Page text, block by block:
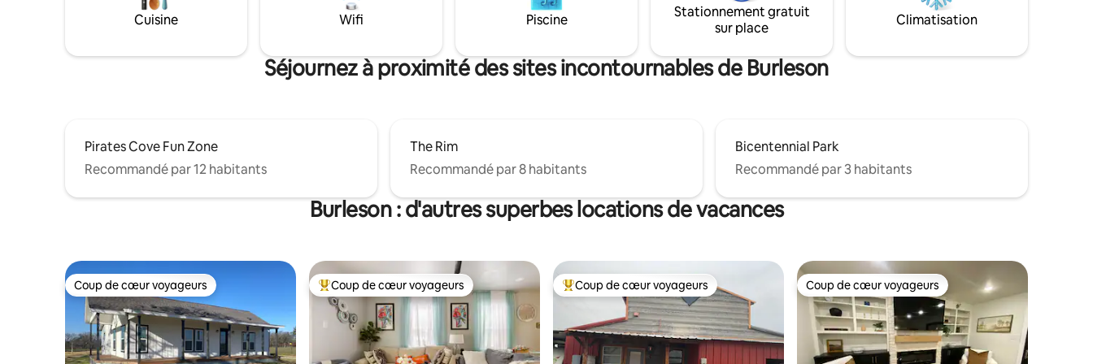
Nintendo avec des jeux, un énorme
Connect 4, une table de poker portable,
peignoirs de spa. La télévision
Prime, Apple TV et Netflix pour les
voyageurs.
est l'escapade tranquille idéale pour se
détendre et se ressourcer.
d'un vignoble. Nous visons à rendre votre
séjour le plus confortable et le plus
vous avez des questions.
Cuisine Wifi Piscine
Stationnement gratuit
sur place
Climatisation
Séjournez à proximité des sites incontournables de Burleson
Pirates Cove Fun Zone
Recommandé par 12 habitants
The Rim
Recommandé par 8 habitants
Bicentennial Park
Recommandé par 3 habitants
Burleson : d'autres superbes locations de vacances
Coup de cœur voyageurs
Coup de cœur voyageurs Coups de cœur voyageurs les plus appréciés
Coup de cœur voyageurs Coups de cœur voyageurs les plus appréciés
Coup de cœur voyageurs Coup de cœur voyageurs
Coup de cœur voyageurs